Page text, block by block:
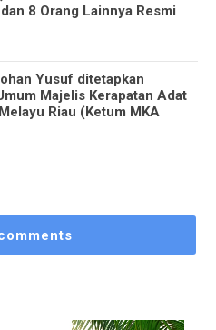
8 Orang Lainnya Resmi
Yusuf ditetapkan
Majelis Kerapatan Adat
Riau (Ketum MKA